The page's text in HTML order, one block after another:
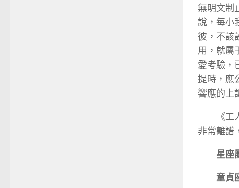
無明文制
說，每小
彼，不該
用，就屬
愛考驗，
提時，應
響應的上
《
非常離譜
星座
童貞